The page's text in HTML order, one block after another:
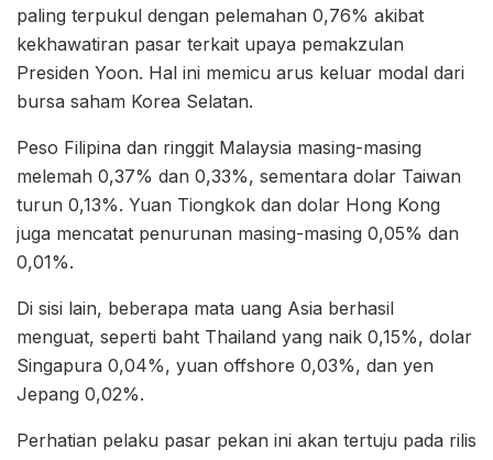
paling terpukul dengan pelemahan 0,76% akibat
kekhawatiran pasar terkait upaya pemakzulan
Presiden Yoon. Hal ini memicu arus keluar modal dari
bursa saham Korea Selatan.
Peso Filipina dan ringgit Malaysia masing-masing
melemah 0,37% dan 0,33%, sementara dolar Taiwan
turun 0,13%. Yuan Tiongkok dan dolar Hong Kong
juga mencatat penurunan masing-masing 0,05% dan
0,01%.
Di sisi lain, beberapa mata uang Asia berhasil
menguat, seperti baht Thailand yang naik 0,15%, dolar
Singapura 0,04%, yuan offshore 0,03%, dan yen
Jepang 0,02%.
Perhatian pelaku pasar pekan ini akan tertuju pada rilis